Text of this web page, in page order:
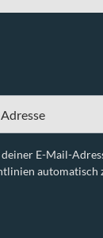
E-Mail-
automatisch